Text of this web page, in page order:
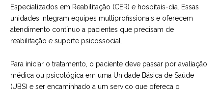
Especializados em Reabilitação (CER) e hospitais-dia. Essas
unidades integram equipes multiprofissionais e oferecem
atendimento contínuo a pacientes que precisam de
reabilitação e suporte psicossocial.
Para iniciar o tratamento, o paciente deve passar por avaliação
médica ou psicológica em uma Unidade Básica de Saúde
(UBS) e ser encaminhado a um serviço que ofereça o